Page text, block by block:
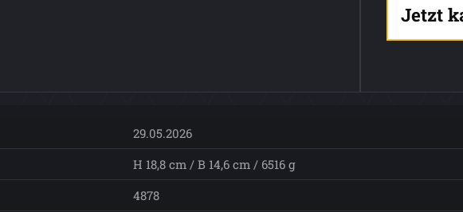
Jetzt
29.05.2026
H 18,8 cm / B 14,6 cm / 6516 g
4878